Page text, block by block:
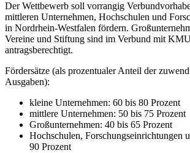
Der Wettbewerb soll vorrangig
mittleren Unternehmen, Hochschulen und
in Nordrhein-Westfalen fördern.
Vereine und Stiftung sind im Verbund mit
antragsberechtigt.
Fördersätze (als prozentualer Anteil der
Ausgaben):
kleine Unternehmen: 60 bis 80 Prozent
mittlere Unternehmen: 50 bis 75 Prozent
Großunternehmen: 40 bis 65 Prozent
Hochschulen, Forschungseinrichtungen
90 Prozent